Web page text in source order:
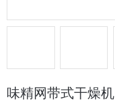
味精网带式干燥机